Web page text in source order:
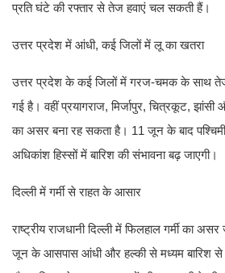
प्रति घंटे की रफ्तार से तेज हवाएं चल सकती हैं।
उत्तर प्रदेश में आंधी, कई जिलों में लू का खतरा
उत्तर प्रदेश के कई जिलों में गरज-चमक के साथ तेज
गई है। वहीं प्रयागराज, मिर्जापुर, चित्रकूट,
का असर बना रह सकता है। 11 जून के बाद पश्चिमी
अधिकांश हिस्सों में बारिश की संभावना बढ़ जाएगी।
दिल्ली में गर्मी से राहत के आसार
राष्ट्रीय राजधानी दिल्ली में फिलहाल गर्मी का
जून के आसपास आंधी और हल्की से मध्यम बारिश से